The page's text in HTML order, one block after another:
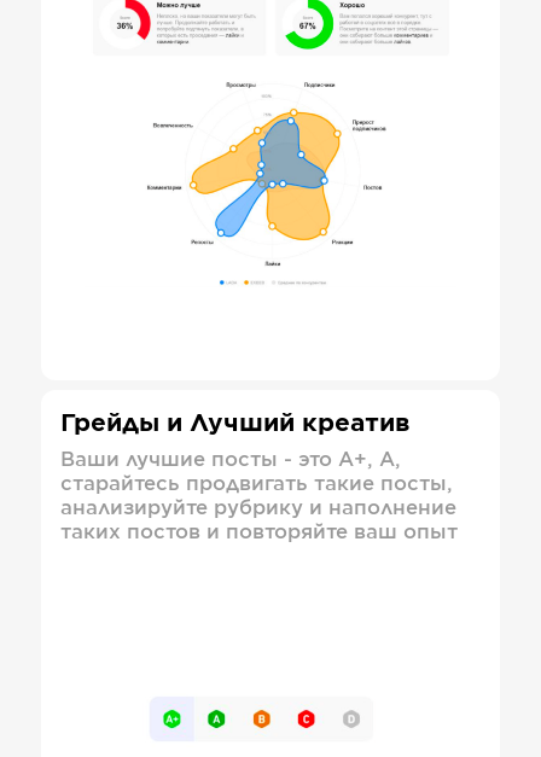
Грейды и Лучший креатив
Ваши лучшие посты - это А+, А,
старайтесь продвигать такие посты,
анализируйте рубрику и наполнение
таких постов и повторяйте ваш опыт